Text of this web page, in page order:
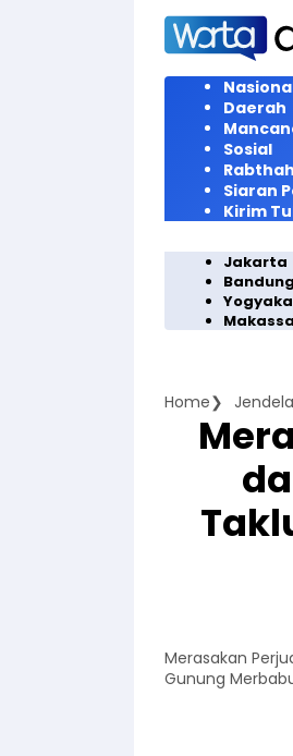
Langsung
konten
Daerah
Sosial
Rabthah
Siaran
Kirim
Jakarta
Bandung
Home Jendela
Merasakan
Gunung